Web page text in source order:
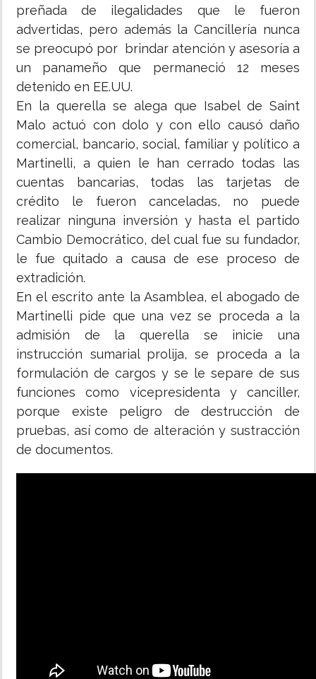
preñada de ilegalidades que le fueron
advertidas, pero además la Cancillería nunca
se preocupó por brindar atención y asesoría a
un panameño que permaneció 12 meses
detenido en EE.UU.
En la querella se alega que Isabel de Saint
Malo actuó con dolo y con ello causó daño
comercial, bancario, social, familiar y político a
Martinelli, a quien le han cerrado todas las
cuentas bancarias, todas las tarjetas de
crédito le fueron canceladas, no puede
realizar ninguna inversión y hasta el partido
Cambio Democrático, del cual fue su fundador,
le fue quitado a causa de ese proceso de
extradición.
En el escrito ante la Asamblea, el abogado de
Martinelli pide que una vez se proceda a la
admisión de la querella se inicie una
instrucción sumarial prolija, se proceda a la
formulación de cargos y se le separe de sus
funciones como vicepresidenta y canciller,
porque existe peligro de destrucción de
pruebas, así como de alteración y sustracción
de documentos.